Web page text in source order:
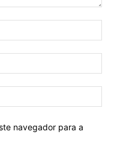
navegador para a